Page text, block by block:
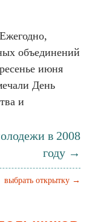
объединений
июня
День
и
в 2008
году →
выбрать открытку →